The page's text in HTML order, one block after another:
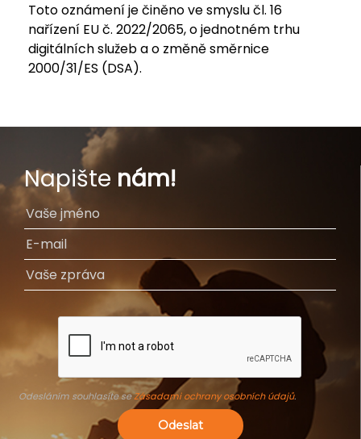
Toto oznámení je činěno ve smyslu čl. 16
nařízení EU č. 2022/2065, o jednotném trhu
digitálních služeb a o změně směrnice
2000/31/ES (DSA).
Napište nám!
Odesláním souhlasíte seZásadami ochrany osobních údajů.
Odeslat